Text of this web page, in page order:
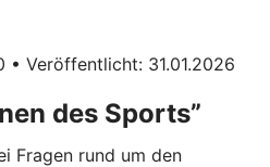
• Veröffentlicht: 31.01.2026
des Sports”
Fragen rund um den